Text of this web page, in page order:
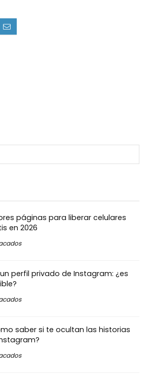
páginas para liberar celulares
en 2026
perfil privado de Instagram: ¿es
saber si te ocultan las historias